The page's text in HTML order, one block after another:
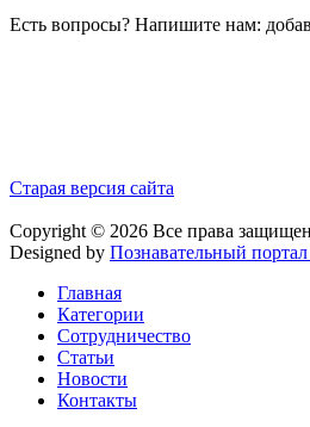
Есть вопросы? Напишите нам:
Старая версия сайта
Copyright © 2026 Все права
Designed by Познавательный
Главная
Категории
Сотрудничество
Статьи
Новости
Контакты